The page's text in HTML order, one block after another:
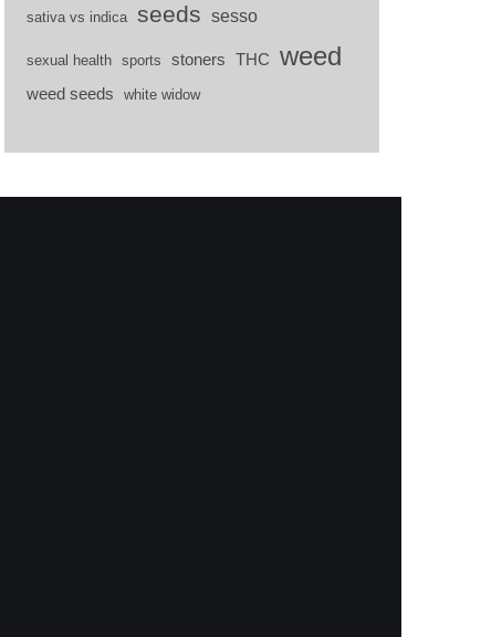
sativa vs indica seeds sesso
sexual health sports stoners THC weed
weed seeds white widow